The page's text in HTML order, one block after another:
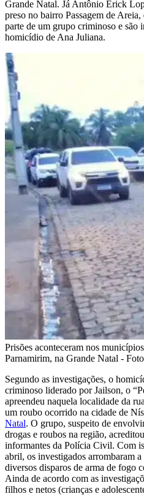
Grande Natal. Já Antônio Erick
preso no bairro Passagem de
parte de um grupo criminoso e são
homicídio de Ana Juliana.
Prisões aconteceram nos
Parnamirim, na Grande Natal -
Segundo as investigações, o
criminoso liderado por Jailson, o
apreendeu naquela localidade da
um roubo ocorrido na cidade de
Natal. O grupo, suspeito de
drogas e roubos na região,
informantes da Polícia Civil. Com
abril, os investigados arrombaram
diversos disparos de arma de fogo
Ainda de acordo com as
filhos e netos (crianças e